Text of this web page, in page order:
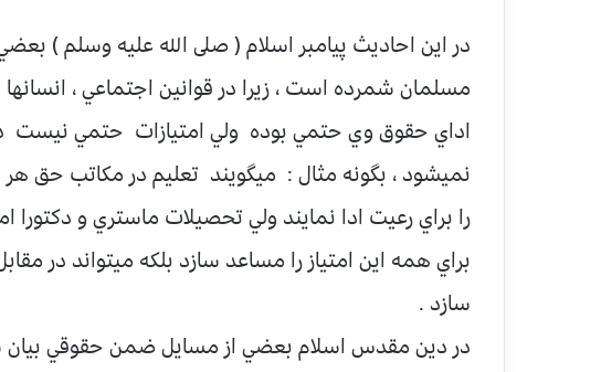
در اين احاديث پيامبر اسلام ( صلى الله عليه وسلم )
مسلمان شمرده است ، زيرا در قوانين اجتماعي ،
اداي حقوق وي حتمي بوده ولي امتيازات حتمي نيست
نميشود ، بگونه مثال : ميگويند تعليم در مكاتب حق
را براي رعيت ادا نمايند ولي تحصيلات ماستري و
براي همه اين امتياز را مساعد سازد بلكه ميتواند در
سازد .
در دين مقدس اسلام بعضي از مسايل ضمن حقوقي